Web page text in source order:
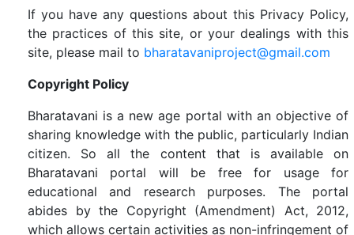
If you have any questions about this Privacy Policy,
the practices of this site, or your dealings with this
site, please mail to bharatavaniproject@gmail.com
Copyright Policy
Bharatavani is a new age portal with an objective of
sharing knowledge with the public, particularly Indian
citizen. So all the content that is available on
Bharatavani portal will be free for usage for
educational and research purposes. The portal
abides by the Copyright (Amendment) Act, 2012,
which allows certain activities as non-infringement of